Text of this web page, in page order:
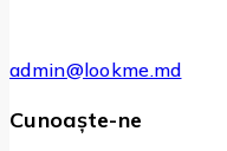
admin@lookme.md
Cunoaște-ne